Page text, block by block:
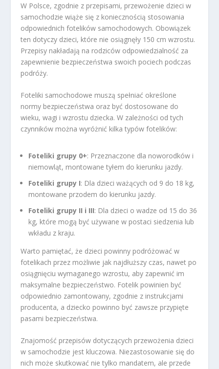
W Polsce, zgodnie z przepisami, przewożenie dzieci w
samochodzie wiąże się z koniecznością stosowania
odpowiednich fotelików samochodowych. Obowiązek
ten dotyczy dzieci, które nie osiągnęły 150 cm wzrostu.
Przepisy nakładają na rodziców odpowiedzialność za
zapewnienie bezpieczeństwa swoich pociech podczas
podróży.
Foteliki samochodowe muszą spełniać określone
normy bezpieczeństwa oraz być dostosowane do
wieku, wagi i wzrostu dziecka. W zależności od tych
czynników można wyróżnić kilka typów fotelików:
Foteliki grupy 0+: Przeznaczone dla noworodków i
niemowląt, montowane tyłem do kierunku jazdy.
Foteliki grupy I: Dla dzieci ważących od 9 do 18 kg,
montowane przodem do kierunku jazdy.
Foteliki grupy II i III: Dla dzieci o wadze od 15 do 36
kg, które mogą być używane w postaci siedzenia lub
wkładu z kraju.
Warto pamiętać, że dzieci powinny podróżować w
fotelikach przez możliwie jak najdłuższy czas, nawet po
osiągnięciu wymaganego wzrostu, aby zapewnić im
maksymalne bezpieczeństwo. Fotelik powinien być
odpowiednio zamontowany, zgodnie z instrukcjami
producenta, a dziecko powinno być zawsze przypięte
pasami bezpieczeństwa.
Znajomość przepisów dotyczących przewożenia dzieci
w samochodzie jest kluczowa. Niezastosowanie się do
nich może skutkować nie tylko mandatem, ale przede